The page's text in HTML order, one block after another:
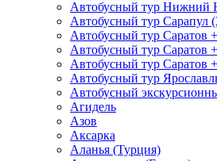
Автобусный тур Нижний
Автобусный тур Сарапул
Автобусный тур Саратов
Автобусный тур Саратов
Автобусный тур Саратов
Автобусный тур
Автобусный
Агидель
Азов
Аксарка
Аланья (Турция)